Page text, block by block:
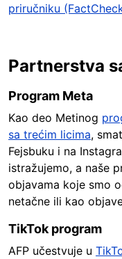
priručniku
Partnerstva
Program Meta
Kao deo Metinog
sa trećim licima,
Fejsbuku i na
istražujemo, a naše
objavama koje smo
netačne ili kao
TikTok program
AFP učestvuje u